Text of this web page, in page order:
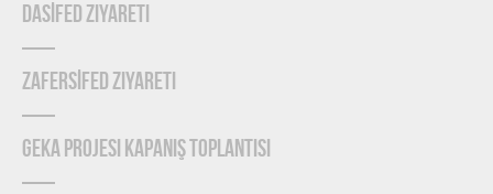
DASİFED Ziyareti
ZAFERSİFED Ziyareti
GEKA Projesi Kapanış Toplantısı